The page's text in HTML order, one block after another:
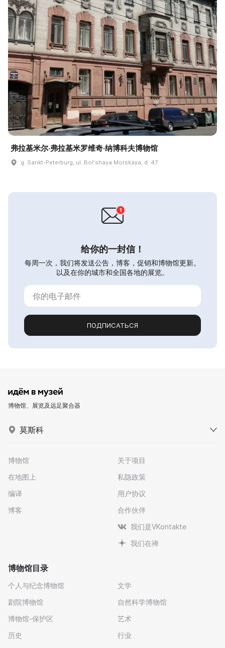
弗拉基米尔·弗拉基米罗维奇·纳博科夫博物馆
g. Sankt-Peterburg, ul. Bolʹshaya Morskaya, d. 47
给你的一封信！
每周一次，我们将发送公告，博客，促销和博物馆更新。
以及在你的城市和全国各地的展览。
ПОДПИСАТЬСЯ
博物馆、展览及远足聚合器
莫斯科
博物馆
在地图上
编译
博客
关于项目
私隐政策
用户协议
合作伙伴
我们是VKontakte
我们在禅
博物馆目录
个人与纪念博物馆
剧院博物馆
博物馆-保护区
历史
文学
自然科学博物馆
艺术
行业